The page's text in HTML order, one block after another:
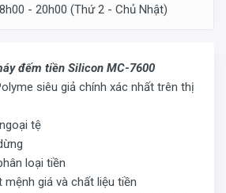
8h00 - 20h00 (Thứ 2 - Chủ Nhật)
đếm tiền Silicon MC-7600
siêu giả chính xác nhất trên thị
tệ
loại tiền
giá và chất liệu tiền